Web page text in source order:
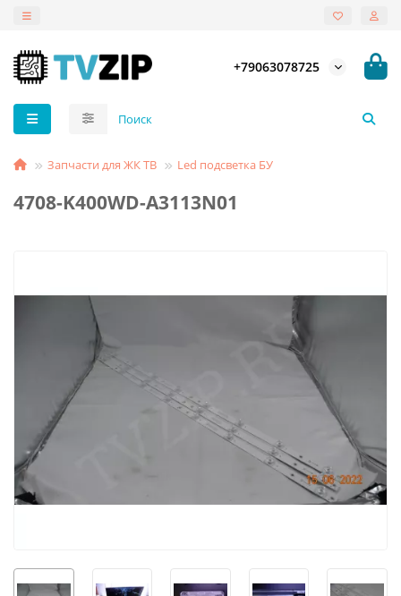
+79063078725
Запчасти для ЖК ТВ Led подсветка БУ
4708-K400WD-A3113N01